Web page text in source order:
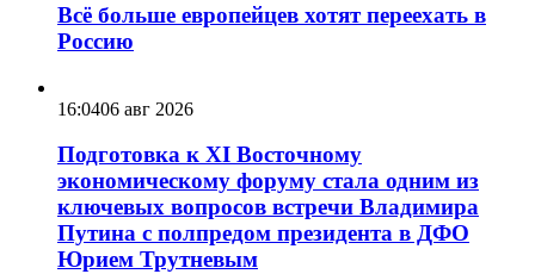
Всё больше европейцев хотят переехать в
Россию
16:0406 авг 2026
Подготовка к XI Восточному
экономическому форуму стала одним из
ключевых вопросов встречи Владимира
Путина с полпредом президента в ДФО
Юрием Трутневым